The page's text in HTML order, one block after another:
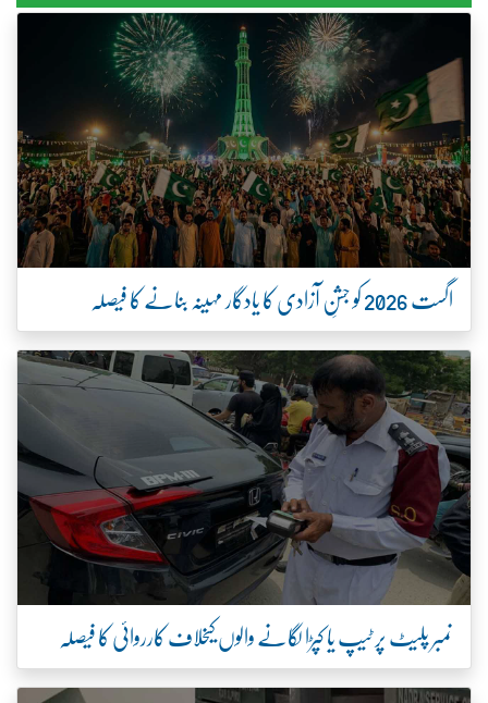
اگست 2026 کو جشنِ آزادی کا یادگار مہینہ بنانے کا فیصلہ
نمبر پلیٹ پر ٹیپ یا کپڑا لگانے والوں کیخلاف کارروائی کا فیصلہ